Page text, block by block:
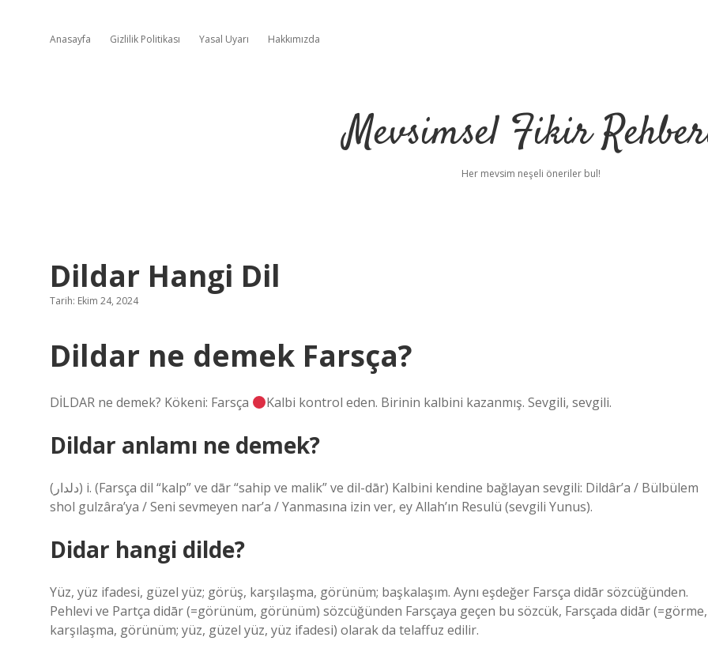
Anasayfa Gizlilik Politikası Yasal Uyarı Hakkımızda
Mevsimsel Fikir
Her mevsim neşeli öneriler bul!
Dildar Hangi Dil
Tarih: Ekim 24, 2024
Dildar ne demek Farsça?
DİLDAR ne demek? Kökeni: Farsça Kalbi kontrol eden. Birinin kalbini kazanmış. Sevgili, sevgili.
Dildar anlamı ne demek?
(ﺩﻟﺪﺍﺭ) i. (Farsça dil “kalp” ve dār “sahip ve malik” ve dil-dār) Kalbini kendine bağlayan sevgili: Dildâr’a / Bülbülem
shol gulzâra’ya / Seni sevmeyen nar’a / Yanmasına izin ver, ey Allah’ın Resulü (sevgili Yunus).
Didar hangi dilde?
Yüz, yüz ifadesi, güzel yüz; görüş, karşılaşma, görünüm; başkalaşım. Aynı eşdeğer Farsça didār sözcüğünden.
Pehlevi ve Partça didār (=görünüm, görünüm) sözcüğünden Farsçaya geçen bu sözcük, Farsçada didār (=görme,
karşılaşma, görünüm; yüz, güzel yüz, yüz ifadesi) olarak da telaffuz edilir.